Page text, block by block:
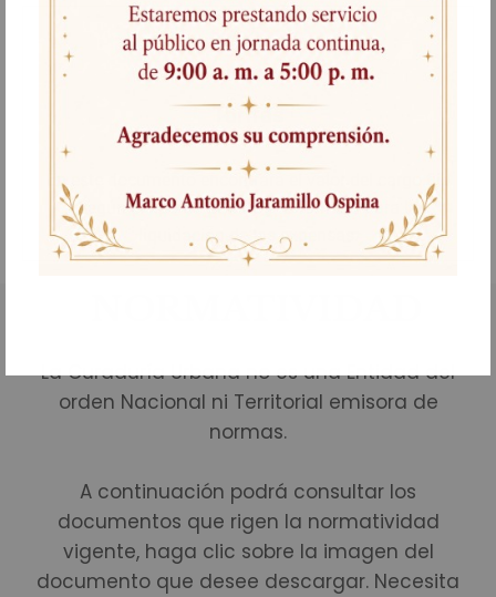
Tarifas
En este documento encontrará el valor del cargo fijo
según el tipo de trámite y la formula para la
liquidación de las expensas.
La Curaduría Urbana no es una Entidad del
orden Nacional ni Territorial emisora de
normas.
A continuación podrá consultar los
documentos que rigen la normatividad
vigente, haga clic sobre la imagen del
documento que desee descargar. Necesita